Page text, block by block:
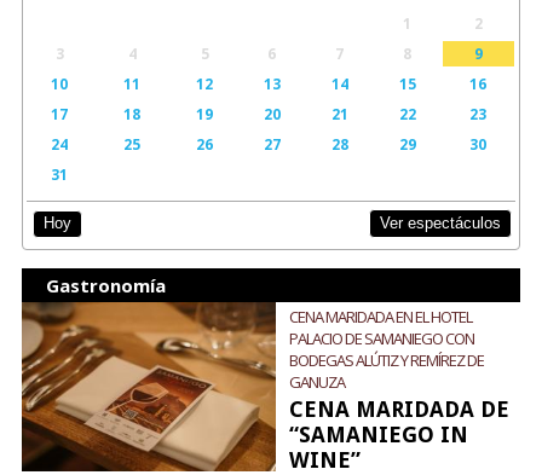
1
2
3
4 5 6 7 8
9
10
11 12 13 14 15
16
17
18 19 20 21 22
23
24
25 26 27 28 29
30
31
Hoy Ver espectáculos
Gastronomía
CENA MARIDADA EN EL HOTEL
PALACIO DE SAMANIEGO CON
BODEGAS ALÚTIZ Y REMÍREZ DE
GANUZA
CENA MARIDADA DE
“SAMANIEGO IN
WINE”